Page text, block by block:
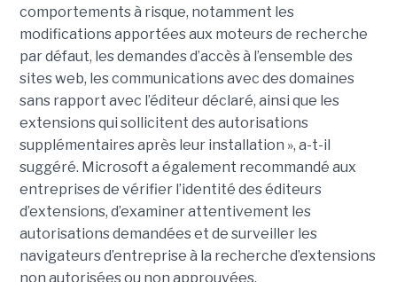
comportements à risque, notamment les
modifications apportées aux moteurs de recherche
par défaut, les demandes d’accès à l’ensemble des
sites web, les communications avec des domaines
sans rapport avec l’éditeur déclaré, ainsi que les
extensions qui sollicitent des autorisations
supplémentaires après leur installation », a-t-il
suggéré. Microsoft a également recommandé aux
entreprises de vérifier l’identité des éditeurs
d’extensions, d’examiner attentivement les
autorisations demandées et de surveiller les
navigateurs d’entreprise à la recherche d’extensions
non autorisées ou non approuvées.